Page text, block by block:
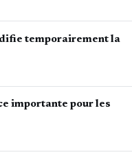
temporairement la
importante pour les